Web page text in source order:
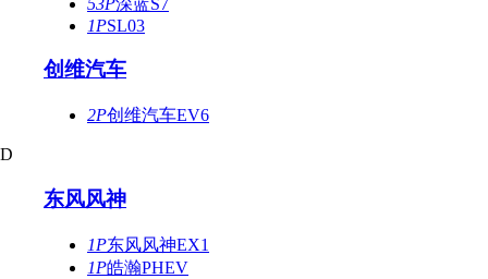
1PSL03
创维汽车
2P创维汽车EV6
D
东风风神
1P东风风神EX1
1P皓瀚PHEV